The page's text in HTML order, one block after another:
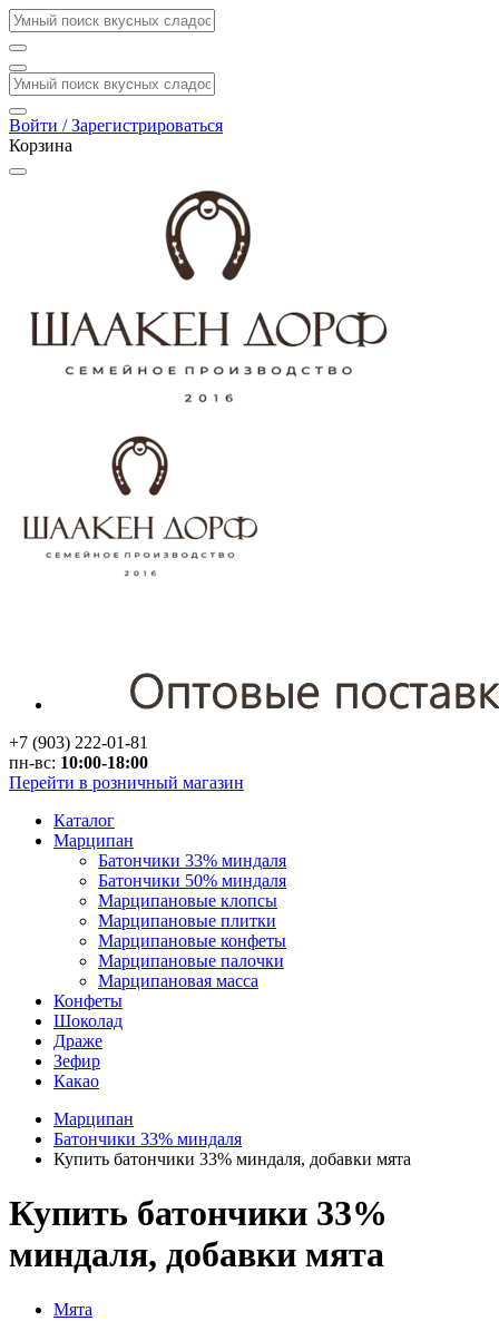
Войти / Зарегистрироваться
Корзина
+7 (903) 222-01-81
пн-вс: 10:00-18:00
Перейти в розничный магазин
Каталог
Марципан
Батончики 33% миндаля
Батончики 50% миндаля
Марципановые клопсы
Марципановые плитки
Марципановые конфеты
Марципановые палочки
Марципановая масса
Конфеты
Шоколад
Драже
Зефир
Какао
Марципан
Батончики 33% миндаля
Купить батончики 33% миндаля, добавки мята
Купить батончики 33%
миндаля, добавки мята
Мята